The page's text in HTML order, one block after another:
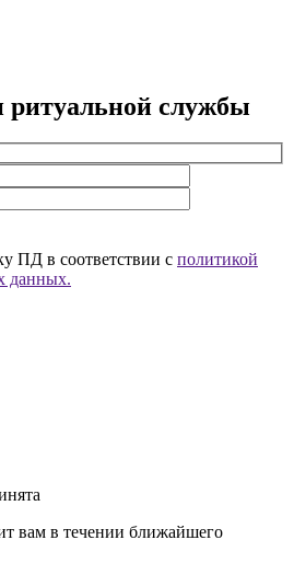
ритуальной службы
ПД в соответствии с политикой
данных.
вам в течении ближайшего